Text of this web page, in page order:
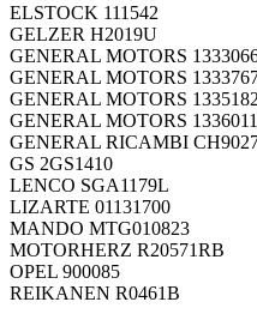
ELSTOCK 111542
GELZER H2019U
GENERAL MOTORS
GENERAL MOTORS
GENERAL MOTORS
GENERAL MOTORS
GENERAL RICAMBI
GS 2GS1410
LENCO SGA1179L
LIZARTE 01131700
MANDO MTG010823
MOTORHERZ R20571RB
OPEL 900085
REIKANEN R0461B